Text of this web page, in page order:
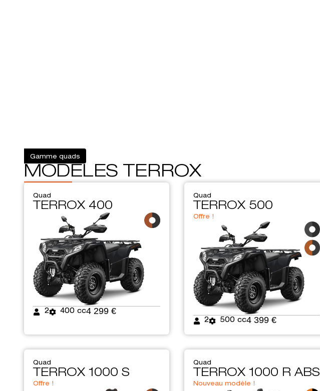
Gamme quads
MODÈLES TERROX
Quad
TERROX 400
2 400 cc4 299 €
Quad
TERROX 500
Offre !
2 500 cc4 399 €
Quad
TERROX 1000 S
Offre !
Quad
TERROX 1000 R ABS
Nouveau modèle !